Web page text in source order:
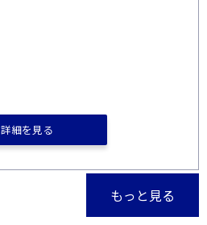
詳細を見る
もっと見る